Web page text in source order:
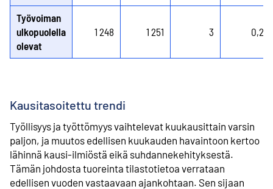
Työvoiman
ulkopuolella
olevat
1 248 1 251 3 0,2
Kausitasoitettu trendi
Työllisyys ja työttömyys vaihtelevat kuukausittain varsin
paljon, ja muutos edellisen kuukauden havaintoon kertoo
lähinnä kausi-ilmiöstä eikä suhdannekehityksestä.
Tämän johdosta tuoreinta tilastotietoa verrataan
edellisen vuoden vastaavaan ajankohtaan. Sen sijaan